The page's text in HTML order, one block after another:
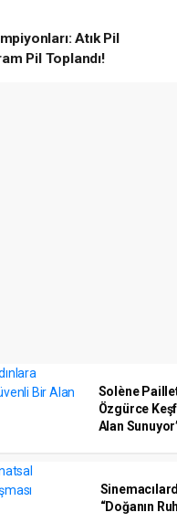
Atık Pil
Pil Toplandı!
Solène
Özgürce
Alan
“Doğanın